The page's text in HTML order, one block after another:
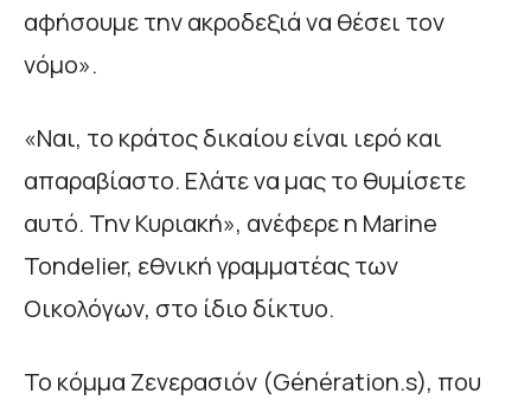
αφήσουμε την ακροδεξιά να θέσει τον
νόμο».
«Ναι, το κράτος δικαίου είναι ιερό και
απαραβίαστο. Ελάτε να μας το θυμίσετε
αυτό. Την Κυριακή», ανέφερε η Marine
Tondelier, εθνική γραμματέας των
Οικολόγων, στο ίδιο δίκτυο.
Το κόμμα Ζενερασιόν (Génération.s), που